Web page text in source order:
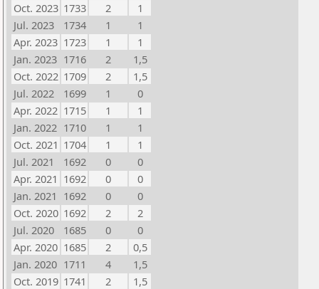
Oct. 2023 1733 2
1
Jul. 2023
1734 1
1
Apr. 2023 1723 1
1
Jan. 2023 1716 2
1,5
Oct. 2022 1709 2
1,5
Jul. 2022
1699 1
0
Apr. 2022 1715 1
1
Jan. 2022 1710 1
1
Oct. 2021 1704 1
1
Jul. 2021
1692 0
0
Apr. 2021 1692 0
0
Jan. 2021 1692 0
0
Oct. 2020 1692 2
2
Jul. 2020
1685 0
0
Apr. 2020 1685 2
0,5
Jan. 2020 1711 4
1,5
Oct. 2019 1741 2
1,5